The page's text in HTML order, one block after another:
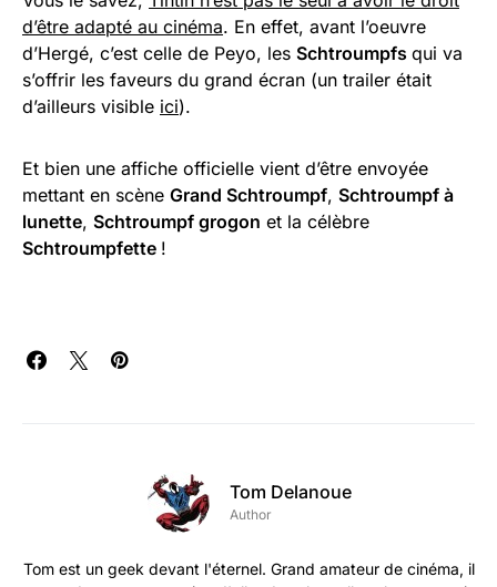
d’être adapté au cinéma. En effet, avant l’oeuvre
d’Hergé, c’est celle de Peyo, les Schtroumpfs qui va
s’offrir les faveurs du grand écran (un trailer était
d’ailleurs visible ici).
Et bien une affiche officielle vient d’être envoyée
mettant en scène Grand Schtroumpf, Schtroumpf à
lunette, Schtroumpf grogon et la célèbre
Schtroumpfette !
Tom Delanoue
Author
Tom est un geek devant l'éternel. Grand amateur de cinéma, il